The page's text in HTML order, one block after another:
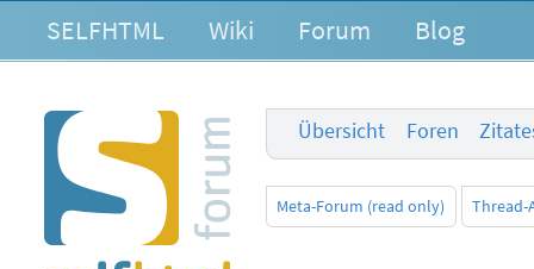
SELFHTML Wiki Forum Blog
Übersicht Foren
Meta-Forum (read only) Thread-